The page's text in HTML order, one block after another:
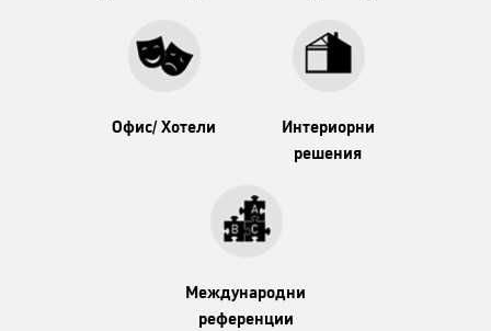
Офис/ Хотели
Интериорни
решения
Международни
референции